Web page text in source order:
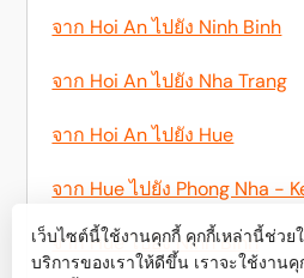
จาก Hoi An ไปยัง Ninh Binh
จาก Hoi An ไปยัง Nha Trang
จาก Hoi An ไปยัง Hue
จาก Hue ไปยัง Phong Nha -
จาก Hue ไปยัง Ninh Binh
เว็บไซต์นี้ใช้งานคุกกี้ คุกกี้เหล่านี้ช่วย
บริการของเราให้ดีขึ้น เราจะใช้งาน